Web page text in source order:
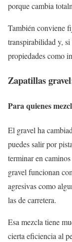
porque cambia
También conviene
transpirabilidad y, si
propiedades como
Zapatillas
Para quienes
El gravel ha
puedes salir por
terminar en
gravel funcionan
agresivas como
las de carretera.
Esa mezcla tiene
cierta eficiencia al